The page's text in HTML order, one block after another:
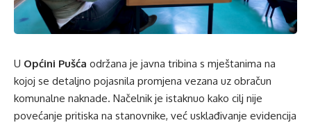
U Općini Pušća održana je javna tribina s mještanima na
kojoj se detaljno pojasnila promjena vezana uz obračun
komunalne naknade. Načelnik je istaknuo kako cilj nije
povećanje pritiska na stanovnike, već usklađivanje evidencija